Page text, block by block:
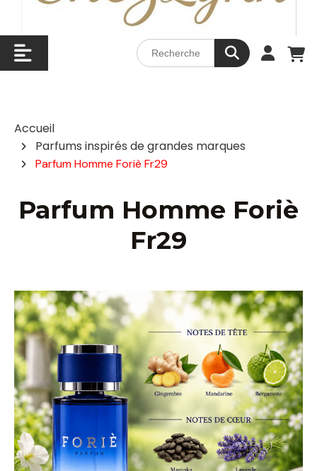
Accueil
Parfums inspirés de grandes marques
Parfum Homme Foriè Fr29
Parfum Homme Foriè
Fr29